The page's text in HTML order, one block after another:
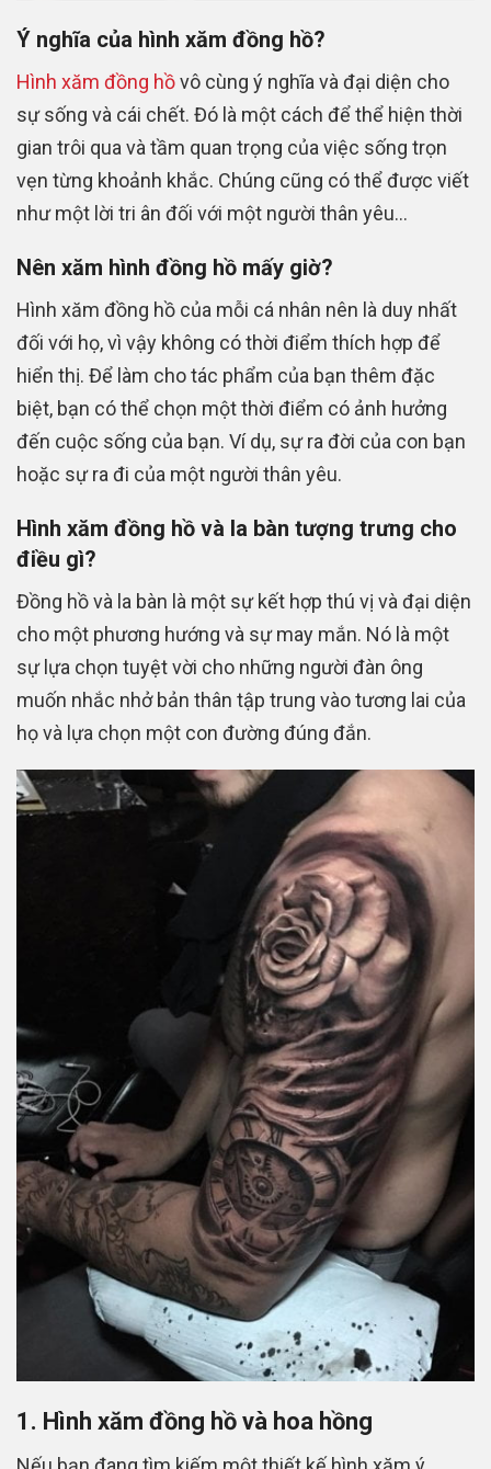
Ý nghĩa của hình xăm đồng hồ?
Hình xăm đồng hồvô cùng ý nghĩa và đại diện cho
sự sống và cái chết. Đó là một cách để thể hiện thời
gian trôi qua và tầm quan trọng của việc sống trọn
vẹn từng khoảnh khắc. Chúng cũng có thể được viết
như một lời tri ân đối với một người thân yêu…
Nên xăm hình đồng hồ mấy giờ?
Hình xăm đồng hồ của mỗi cá nhân nên là duy nhất
đối với họ, vì vậy không có thời điểm thích hợp để
hiển thị. Để làm cho tác phẩm của bạn thêm đặc
biệt, bạn có thể chọn một thời điểm có ảnh hưởng
đến cuộc sống của bạn. Ví dụ, sự ra đời của con bạn
hoặc sự ra đi của một người thân yêu.
Hình xăm đồng hồ và la bàn tượng trưng cho
điều gì?
Đồng hồ và la bàn là một sự kết hợp thú vị và đại diện
cho một phương hướng và sự may mắn. Nó là một
sự lựa chọn tuyệt vời cho những người đàn ông
muốn nhắc nhở bản thân tập trung vào tương lai của
họ và lựa chọn một con đường đúng đắn.
1. Hình xăm đồng hồ và hoa hồng